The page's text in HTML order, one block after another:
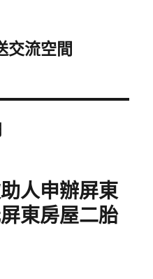
交流空間
人申辦屏東
東房屋二胎